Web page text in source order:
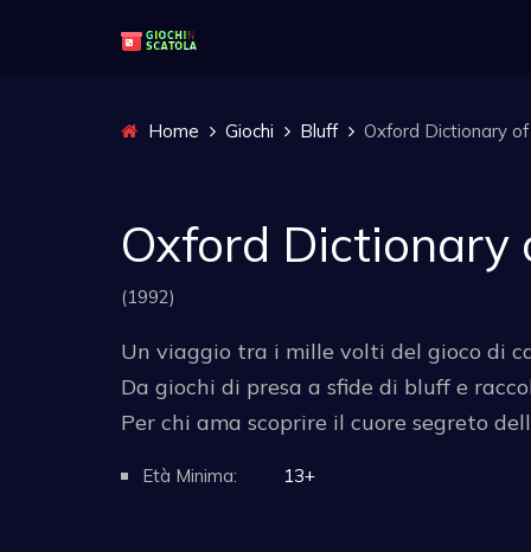
Home Giochi Bluff Oxford Dictionary
Oxford Dictionary
(1992)
Un viaggio tra i mille volti del gioco di
Da giochi di presa a sfide di bluff e
Per chi ama scoprire il cuore segreto
Età Minima: 13+